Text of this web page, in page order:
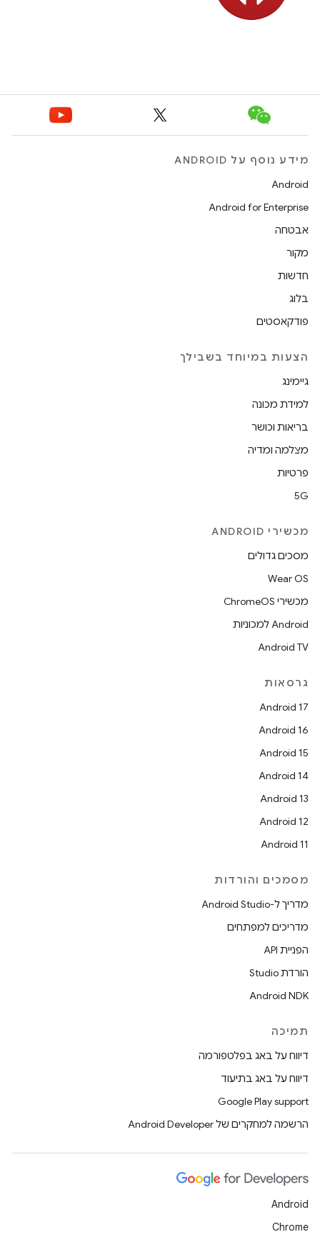
מידע נוסף על ANDROID
Android
Android for Enterprise
אבטחה
מקור
חדשות
בלוג
פודקאסטים
הצעות במיוחד בשבילך
גיימינג
למידת מכונה
בריאות וכושר
מצלמה ומדיה
פרטיות
5G
מכשירי ANDROID
מסכים גדולים
Wear OS
מכשירי ChromeOS
Android למכוניות
Android TV
גרסאות
Android 17
Android 16
Android 15
Android 14
Android 13
Android 12
Android 11
מסמכים והורדות
מדריך ל-Android Studio
מדריכים למפתחים
הפניית API
הורדת Studio
Android NDK
תמיכה
דיווח על באג בפלטפורמה
דיווח על באג בתיעוד
Google Play support
הרשמה למחקרים של Android Developer
Android
Chrome